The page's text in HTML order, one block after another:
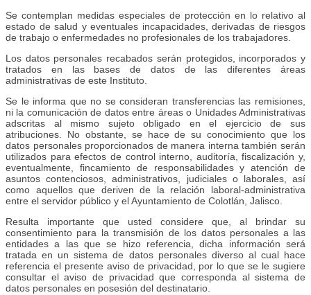
Se contemplan medidas especiales de protección en lo relativo al
estado de salud y eventuales incapacidades, derivadas de riesgos
de trabajo o enfermedades no profesionales de los trabajadores.
Los datos personales recabados serán protegidos, incorporados y
tratados en las bases de datos de las diferentes áreas
administrativas de este Instituto.
Se le informa que no se consideran transferencias las remisiones,
ni la comunicación de datos entre áreas o Unidades Administrativas
adscritas al mismo sujeto obligado en el ejercicio de sus
atribuciones. No obstante, se hace de su conocimiento que los
datos personales proporcionados de manera interna también serán
utilizados para efectos de control interno, auditoría, fiscalización y,
eventualmente, fincamiento de responsabilidades y atención de
asuntos contenciosos, administrativos, judiciales o laborales, así
como aquellos que deriven de la relación laboral-administrativa
entre el servidor público y el Ayuntamiento de Colotlán, Jalisco.
Resulta importante que usted considere que, al brindar su
consentimiento para la transmisión de los datos personales a las
entidades a las que se hizo referencia, dicha información será
tratada en un sistema de datos personales diverso al cual hace
referencia el presente aviso de privacidad, por lo que se le sugiere
consultar el aviso de privacidad que corresponda al sistema de
datos personales en posesión del destinatario.